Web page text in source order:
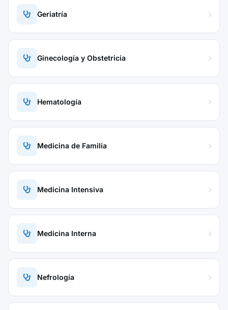
Geriatría
Ginecología y Obstetricia
Hematología
Medicina de Familia
Medicina Intensiva
Medicina Interna
Nefrología